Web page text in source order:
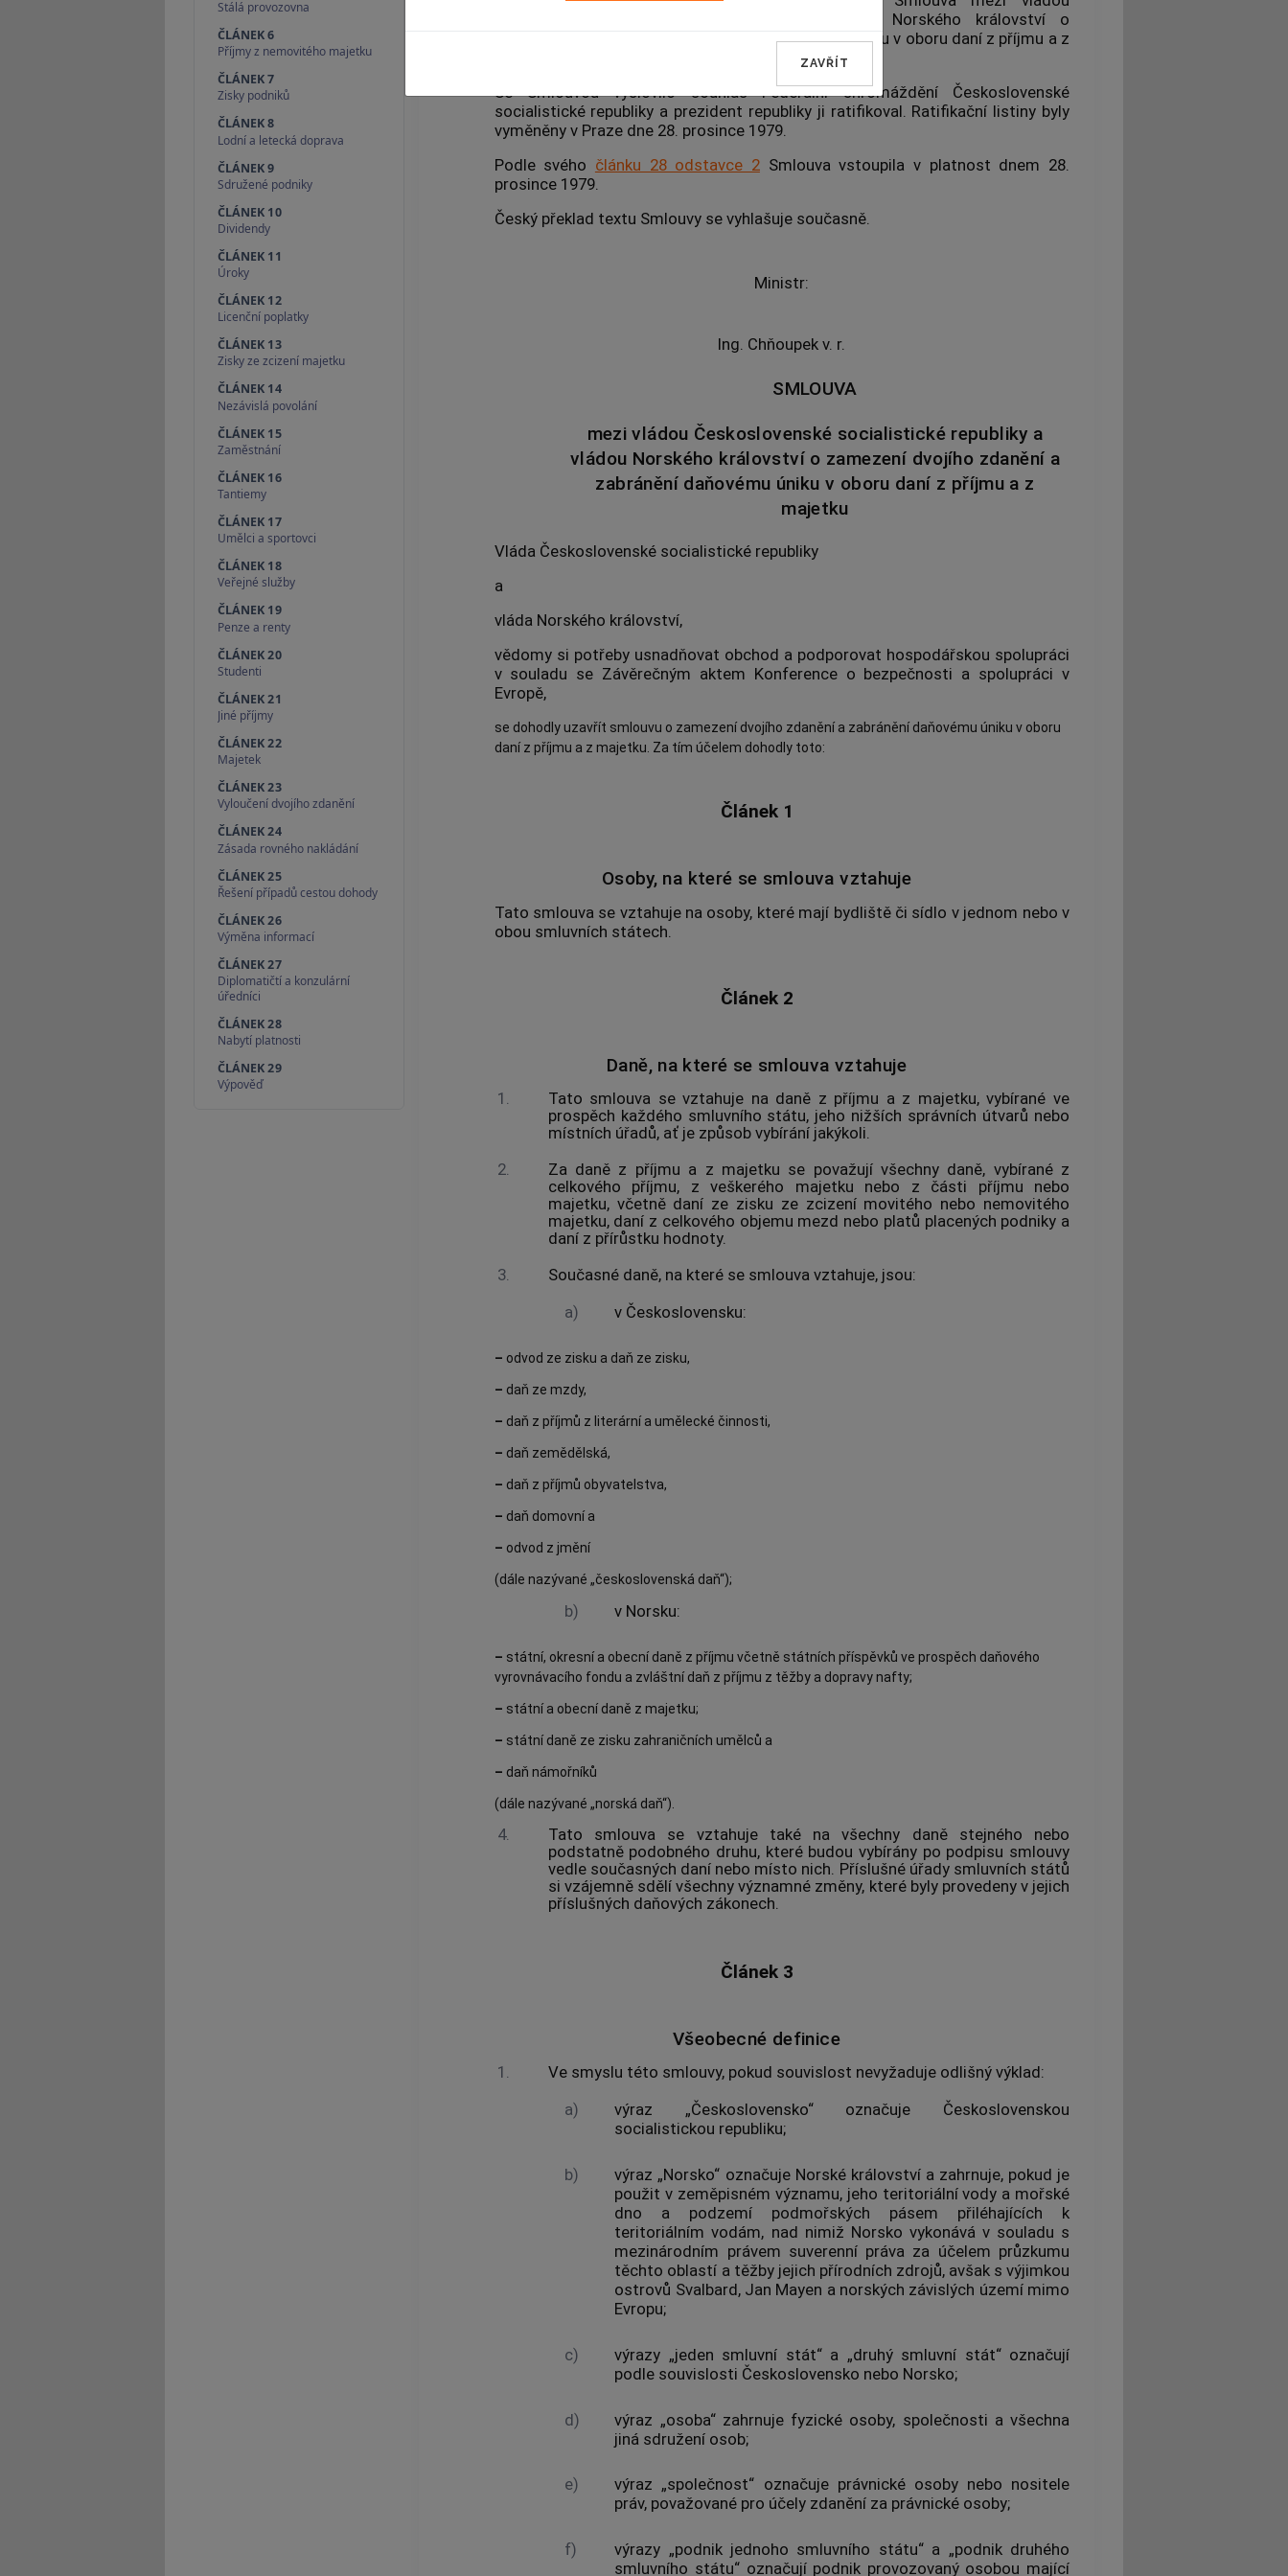
Stálá provozovna
ČLÁNEK 6
Příjmy z nemovitého majetku
ČLÁNEK 7
Zisky podniků
ČLÁNEK 8
Lodní a letecká doprava
ČLÁNEK 9
Sdružené podniky
ČLÁNEK 10
Dividendy
ČLÁNEK 11
Úroky
ČLÁNEK 12
Licenční poplatky
ČLÁNEK 13
Zisky ze zcizení majetku
ČLÁNEK 14
Nezávislá povolání
ČLÁNEK 15
Zaměstnání
ČLÁNEK 16
Tantiemy
ČLÁNEK 17
Umělci a sportovci
ČLÁNEK 18
Veřejné služby
ČLÁNEK 19
Penze a renty
ČLÁNEK 20
Studenti
ČLÁNEK 21
Jiné příjmy
ČLÁNEK 22
Majetek
ČLÁNEK 23
Vyloučení dvojího zdanění
ČLÁNEK 24
Zásada rovného nakládání
ČLÁNEK 25
Řešení případů cestou dohody
ČLÁNEK 26
Výměna informací
ČLÁNEK 27
Diplomatičtí a konzulární
úředníci
ČLÁNEK 28
Nabytí platnosti
ČLÁNEK 29
Výpověď
Československé socialistické republiky a vládou Norského království o
zamezení dvojího zdanění a zabránění daňovému úniku v oboru daní z příjmu a z
Se Smlouvou vyslovilo souhlas Federální shromáždění Československé
socialistické republiky a prezident republiky ji ratifikoval. Ratifikační listiny byly
vyměněny v Praze dne 28. prosince 1979.
Podle svého článku 28 odstavce 2Smlouva vstoupila v platnost dnem 28.
prosince 1979.
Český překlad textu Smlouvy se vyhlašuje současně.
Ministr:
Ing. Chňoupek v. r.
SMLOUVA
mezi vládou Československé socialistické republiky a
vládou Norského království o zamezení dvojího zdanění a
zabránění daňovému úniku v oboru daní z příjmu a z
majetku
Vláda Československé socialistické republiky
a
vláda Norského království,
vědomy si potřeby usnadňovat obchod a podporovat hospodářskou spolupráci
v souladu se Závěrečným aktem Konference o bezpečnosti a spolupráci v
Evropě,
se dohodly uzavřít smlouvu o zamezení dvojího zdanění a zabránění daňovému úniku v oboru
daní z příjmu a z majetku. Za tím účelem dohodly toto:
Článek 1
Osoby, na které se smlouva vztahuje
Tato smlouva se vztahuje na osoby, které mají bydliště či sídlo v jednom nebo v
obou smluvních státech.
Článek 2
Daně, na které se smlouva vztahuje
1.
Tato smlouva se vztahuje na daně z příjmu a z majetku, vybírané ve
prospěch každého smluvního státu, jeho nižších správních útvarů nebo
místních úřadů, ať je způsob vybírání jakýkoli.
2.
Za daně z příjmu a z majetku se považují všechny daně, vybírané z
celkového příjmu, z veškerého majetku nebo z části příjmu nebo
majetku, včetně daní ze zisku ze zcizení movitého nebo nemovitého
majetku, daní z celkového objemu mezd nebo platů placených podniky a
daní z přírůstku hodnoty.
3.
Současné daně, na které se smlouva vztahuje, jsou:
a)
v Československu:
– odvod ze zisku a daň ze zisku,
– daň ze mzdy,
– daň z příjmů z literární a umělecké činnosti,
– daň zemědělská,
– daň z příjmů obyvatelstva,
– daň domovní a
– odvod z jmění
(dále nazývané „československá daň“);
b) v Norsku:
– státní, okresní a obecní daně z příjmu včetně státních příspěvků ve prospěch daňového
vyrovnávacího fondu a zvláštní daň z příjmu z těžby a dopravy nafty;
– státní a obecní daně z majetku;
– státní daně ze zisku zahraničních umělců a
– daň námořníků
(dále nazývané „norská daň“).
4.
Tato smlouva se vztahuje také na všechny daně stejného nebo
podstatně podobného druhu, které budou vybírány po podpisu smlouvy
vedle současných daní nebo místo nich. Příslušné úřady smluvních států
si vzájemně sdělí všechny významné změny, které byly provedeny v jejich
příslušných daňových zákonech.
Článek 3
Všeobecné definice
1.
Ve smyslu této smlouvy, pokud souvislost nevyžaduje odlišný výklad:
a)
výraz „Československo“ označuje Československou
socialistickou republiku;
b)
výraz „Norsko“ označuje Norské království a zahrnuje, pokud je
použit v zeměpisném významu, jeho teritoriální vody a mořské
dno a podzemí podmořských pásem přiléhajících k
teritoriálním vodám, nad nimiž Norsko vykonává v souladu s
mezinárodním právem suverenní práva za účelem průzkumu
těchto oblastí a těžby jejich přírodních zdrojů, avšak s výjimkou
ostrovů Svalbard, Jan Mayen a norských závislých území mimo
Evropu;
c)
výrazy „jeden smluvní stát“ a „druhý smluvní stát“ označují
podle souvislosti Československo nebo Norsko;
d)
výraz „osoba“ zahrnuje fyzické osoby, společnosti a všechna
jiná sdružení osob;
e)
výraz „společnost“ označuje právnické osoby nebo nositele
práv, považované pro účely zdanění za právnické osoby;
f)
výrazy „podnik jednoho smluvního státu“ a „podnik druhého
smluvního státu“ označují podnik provozovaný osobou mající
ZAVŘÍT